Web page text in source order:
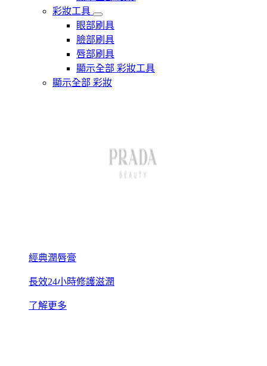
彩妝工具
眼部刷具
臉部刷具
唇部刷具
顯示全部 彩妝工具
顯示全部 彩妝
經典潤唇膏
長效24小時修護滋潤
了解更多